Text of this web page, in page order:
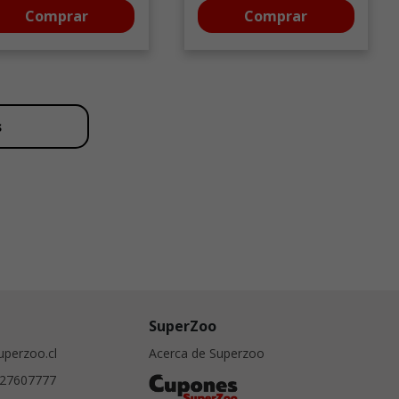
Comprar Comprar
SuperZoo
Acerca de Superzoo